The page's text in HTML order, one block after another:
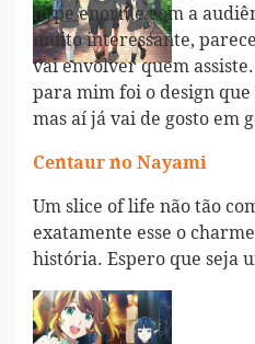
hype enorme com a
muito interessante,
vai envolver quem
para mim foi o design
mas aí já vai de gosto em
Centaur no Nayami
Um slice of life não tão
exatamente esse o
história. Espero que seja